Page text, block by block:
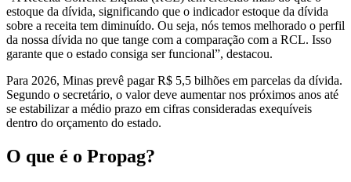
estoque da dívida, significando que o indicador estoque da dívida
sobre a receita tem diminuído. Ou seja, nós temos melhorado o perfil
da nossa dívida no que tange com a comparação com a RCL. Isso
garante que o estado consiga ser funcional”, destacou.
Para 2026, Minas prevê pagar R$ 5,5 bilhões em parcelas da dívida.
Segundo o secretário, o valor deve aumentar nos próximos anos até
se estabilizar a médio prazo em cifras consideradas exequíveis
dentro do orçamento do estado.
O que é o Propag?